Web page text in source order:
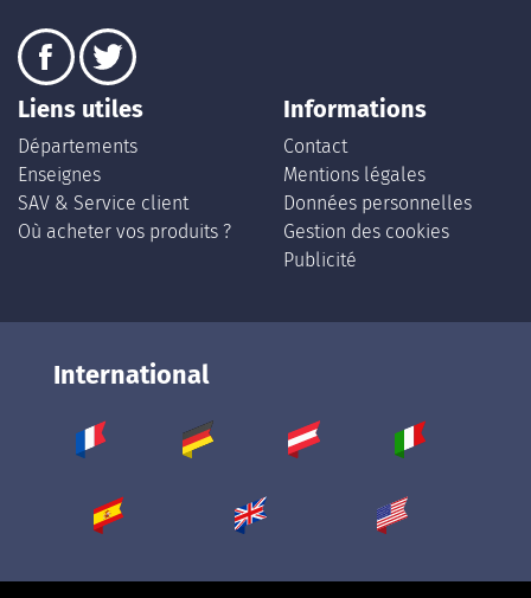
Liens utiles
Départements
Enseignes
SAV & Service client
Où acheter vos produits ?
Informations
Contact
Mentions légales
Données personnelles
Gestion des cookies
Publicité
International